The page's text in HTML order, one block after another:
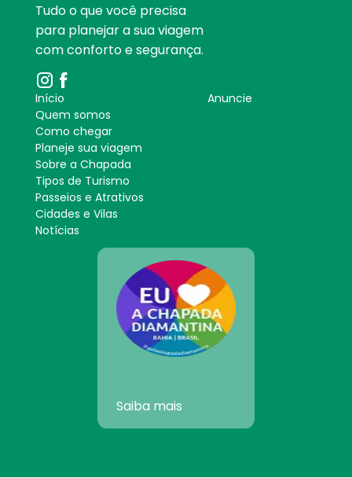
Tudo o que você precisa
para planejar a sua viagem
com conforto e segurança.
Início
Quem somos
Como chegar
Planeje sua viagem
Sobre a Chapada
Tipos de Turismo
Passeios e Atrativos
Cidades e Vilas
Notícias
Anuncie
Saiba mais